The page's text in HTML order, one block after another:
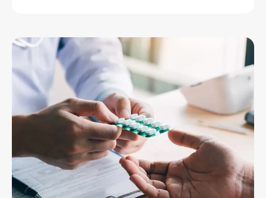
Espace presse
Aide & contact